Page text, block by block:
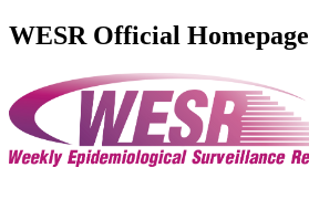
WESR Official Homepage